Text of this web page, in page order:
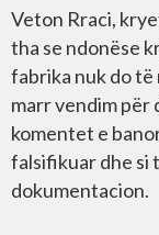
Veton Rraci,
tha se ndonëse
fabrika nuk do të
marr vendim për
komentet e
falsifikuar dhe si
dokumentacion.